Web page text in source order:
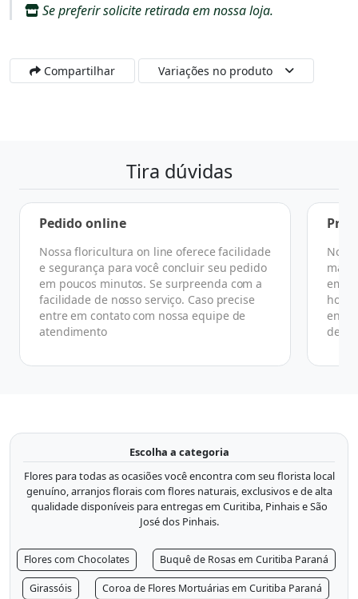
Se preferir solicite retirada em nossa loja.
Compartilhar Variações no produto
Tira dúvidas
Pedido online
Nossa floricultura on line oferece facilidade
e segurança para você concluir seu pedido
em poucos minutos. Se surpreenda com a
facilidade de nosso serviço. Caso precise
entre em contato com nossa equipe de
atendimento
No
em
de
Escolha a categoria
Flores para todas as ocasiões você encontra com seu florista local
genuíno, arranjos florais com flores naturais, exclusivos e de alta
qualidade disponíveis para entregas em Curitiba, Pinhais e São
José dos Pinhais.
Flores com Chocolates Buquê de Rosas em Curitiba Paraná
Girassóis Coroa de Flores Mortuárias em Curitiba Paraná